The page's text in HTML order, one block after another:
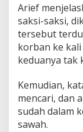
s
i
Arief
saksi-saksi,
tersebut
korban ke
keduanya tak
Kemudian,
mencari, dan
sudah dalam
sawah.